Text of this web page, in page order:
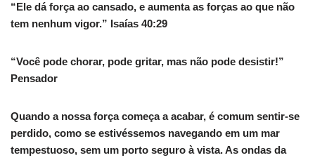
“Ele dá força ao cansado, e aumenta as forças ao que não
tem nenhum vigor.” Isaías 40:29
“Você pode chorar, pode gritar, mas não pode desistir!”
Pensador
Quando a nossa força começa a acabar, é comum sentir-se
perdido, como se estivéssemos navegando em um mar
tempestuoso, sem um porto seguro à vista. As ondas da